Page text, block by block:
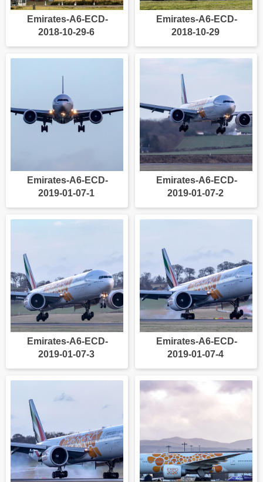
Emirates-A6-ECD-
2018-10-29-6
Emirates-A6-ECD-
2018-10-29
Emirates-A6-ECD-
2019-01-07-1
Emirates-A6-ECD-
2019-01-07-2
Emirates-A6-ECD-
2019-01-07-3
Emirates-A6-ECD-
2019-01-07-4